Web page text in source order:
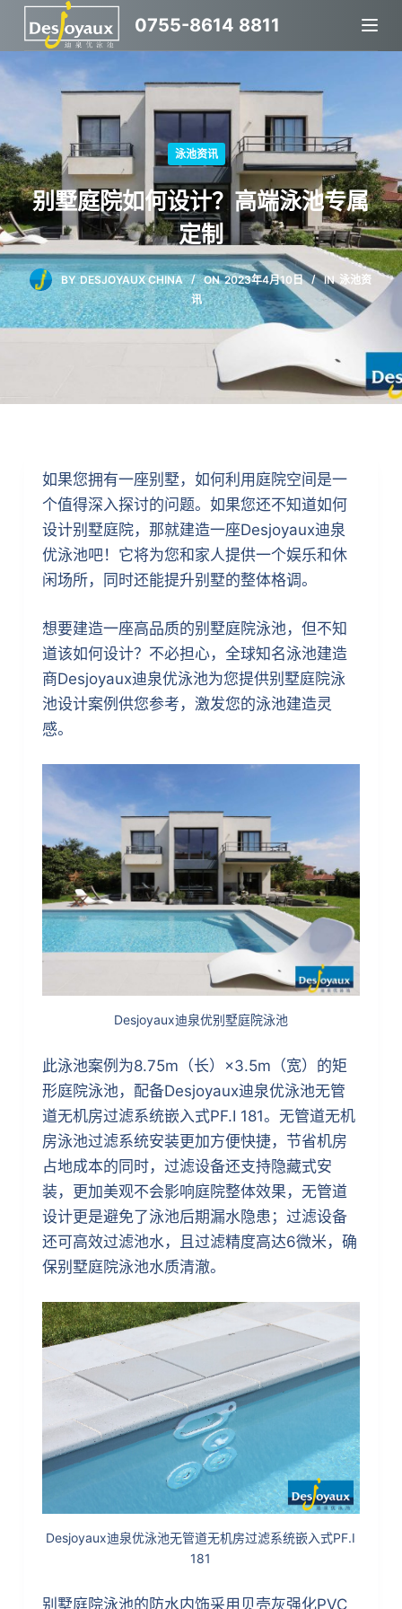
跳
过
0755-8614 8811
泳池资讯
别墅庭院如何设计？高端泳池专属
定制
BY DESJOYAUX CHINA ON 2023年4月10日 IN 泳池资
讯
如果您拥有一座别墅，如何利用庭院空间是一
个值得深入探讨的问题。如果您还不知道如何
设计别墅庭院，那就建造一座Desjoyaux迪泉
优泳池吧！它将为您和家人提供一个娱乐和休
闲场所，同时还能提升别墅的整体格调。
想要建造一座高品质的别墅庭院泳池，但不知
道该如何设计？不必担心，全球知名泳池建造
商Desjoyaux迪泉优泳池为您提供别墅庭院泳
池设计案例供您参考，激发您的泳池建造灵
感。
Desjoyaux迪泉优别墅庭院泳池
此泳池案例为8.75m（长）×3.5m（宽）的矩
形庭院泳池，配备Desjoyaux迪泉优泳池无管
道无机房过滤系统嵌入式PF.I 181。无管道无机
房泳池过滤系统安装更加方便快捷，节省机房
占地成本的同时，过滤设备还支持隐藏式安
装，更加美观不会影响庭院整体效果，无管道
设计更是避免了泳池后期漏水隐患；过滤设备
还可高效过滤池水，且过滤精度高达6微米，确
保别墅庭院泳池水质清澈。
Desjoyaux迪泉优泳池无管道无机房过滤系统嵌入式PF.I
181
别墅庭院泳池的防水内饰采用贝壳灰强化PVC